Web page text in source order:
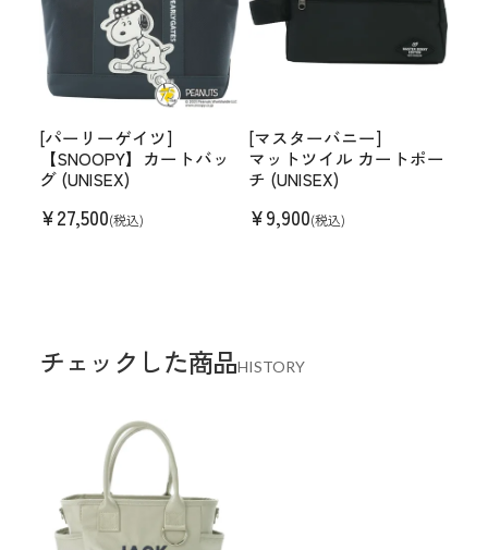
[パーリーゲイツ]
【SNOOPY】カートバッ
グ (UNISEX)
¥27,500(税込)
[マスターバニー]
マットツイル カートポー
チ (UNISEX)
¥9,900(税込)
チェックした商品HISTORY